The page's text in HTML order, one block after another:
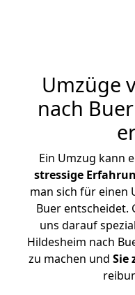
Umzüge
nach
Ein Umzug kann
stressige
man sich für einen
Buer entscheidet.
uns darauf
Hildesheim nach
zu machen und Sie